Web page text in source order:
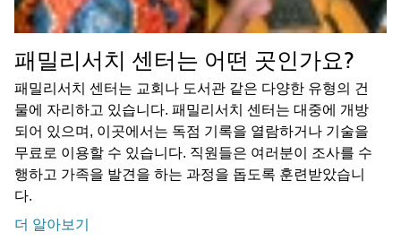
패밀리서치 센터는 어떤 곳인가요?
패밀리서치 센터는 교회나 도서관 같은 다양한 유형의 건
물에 자리하고 있습니다. 패밀리서치 센터는 대중에 개방
되어 있으며, 이곳에서는 독점 기록을 열람하거나 기술을
무료로 이용할 수 있습니다. 직원들은 여러분이 조사를 수
행하고 가족을 발견을 하는 과정을 돕도록 훈련받았습니
다.
더 알아보기